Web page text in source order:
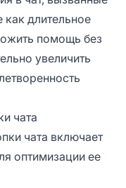
как длительное
помощь без
увеличить
чата
чата включает
оптимизации ее